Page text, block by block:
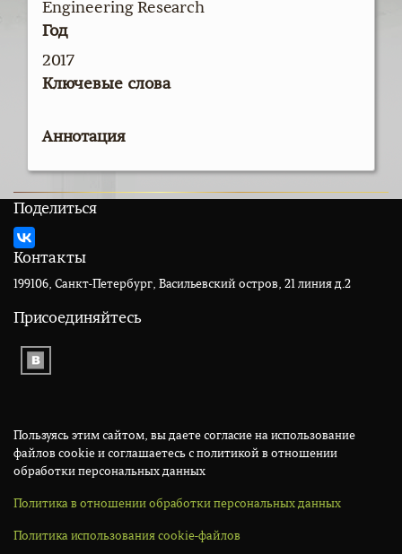
Engineering Research
Год
2017
Ключевые слова
Аннотация
Поделиться
Контакты
199106, Санкт-Петербург, Васильевский остров, 21 линия д.2
Присоединяйтесь
Пользуясь этим сайтом, вы даете согласие на использование
файлов cookie и соглашаетесь с политикой в отношении
обработки персональных данных
Политика в отношении обработки персональных данных
Политика использования cookie-файлов